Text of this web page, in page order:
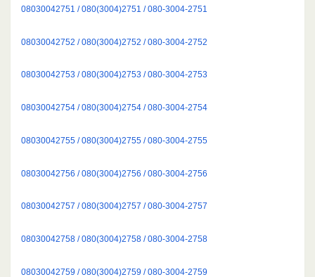
08030042751 / 080(3004)2751 / 080-3004-2751
08030042752 / 080(3004)2752 / 080-3004-2752
08030042753 / 080(3004)2753 / 080-3004-2753
08030042754 / 080(3004)2754 / 080-3004-2754
08030042755 / 080(3004)2755 / 080-3004-2755
08030042756 / 080(3004)2756 / 080-3004-2756
08030042757 / 080(3004)2757 / 080-3004-2757
08030042758 / 080(3004)2758 / 080-3004-2758
08030042759 / 080(3004)2759 / 080-3004-2759